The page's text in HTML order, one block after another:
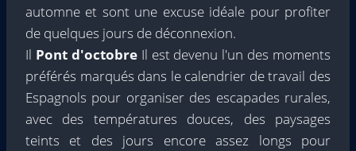
automne et sont une excuse idéale pour profiter
de quelques jours de déconnexion.
Il Pont d'octobreIl est devenu l'un des moments
préférés marqués dans le calendrier de travail des
Espagnols pour organiser des escapades rurales,
avec des températures douces, des paysages
teints et des jours encore assez longs pour